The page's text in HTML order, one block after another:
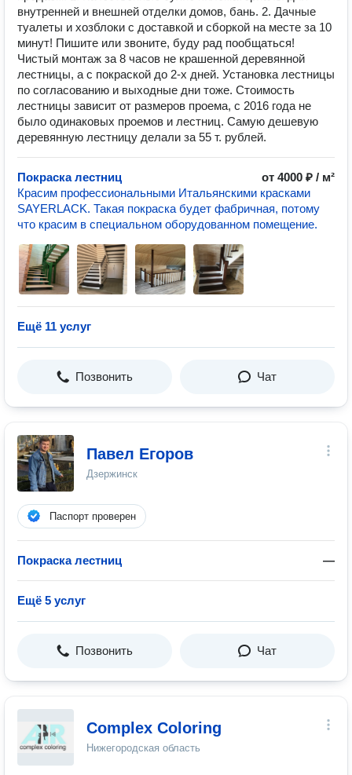
внутренней и внешней отделки домов, бань. 2. Дачные
туалеты и хозблоки c доставкой и сборкой на месте за 10
минут! Пишите или звоните, буду рад пообщаться!
Чистый монтаж за 8 часов не крашенной деревянной
лестницы, а с покраской до 2-х дней. Установка лестницы
по согласованию и выходные дни тоже. Стоимость
лестницы зависит от размеров проема, с 2016 года не
было одинаковых проемов и лестниц. Самую дешевую
деревянную лестницу делали за 55 т. рублей.
Покраска лестниц
от 4000 ₽ / м²
Красим профессиональными Итальянскими красками
SAYERLACK. Такая покраска будет фабричная, потому
что красим в специальном оборудованном помещение.
Ещё 11 услуг
Позвонить Чат
Павел Егоров
Дзержинск
Паспорт проверен
Покраска лестниц —
Ещё 5 услуг
Позвонить Чат
Complex Coloring
Нижегородская область